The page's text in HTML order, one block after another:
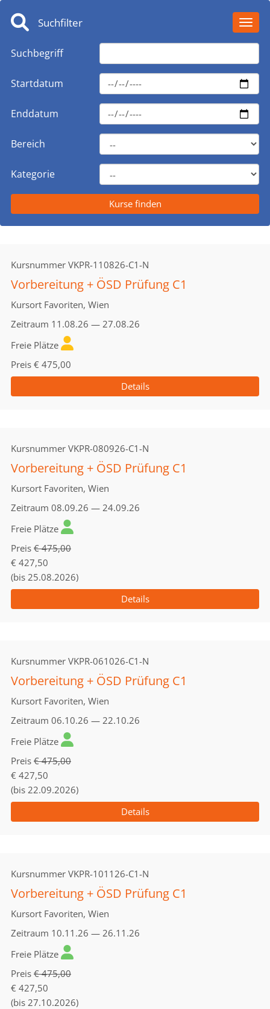
Suchfilter
Suchbegriff
Startdatum
Enddatum
Bereich
Kategorie
Kursnummer VKPR-110826-C1-N
Vorbereitung + ÖSD Prüfung C1
Kursort Favoriten, Wien
Zeitraum 11.08.26 — 27.08.26
Freie Plätze
Preis € 475,00
Details
Kursnummer VKPR-080926-C1-N
Vorbereitung + ÖSD Prüfung C1
Kursort Favoriten, Wien
Zeitraum 08.09.26 — 24.09.26
Freie Plätze
Preis € 475,00
€ 427,50
(bis 25.08.2026)
Details
Kursnummer VKPR-061026-C1-N
Vorbereitung + ÖSD Prüfung C1
Kursort Favoriten, Wien
Zeitraum 06.10.26 — 22.10.26
Freie Plätze
Preis € 475,00
€ 427,50
(bis 22.09.2026)
Details
Kursnummer VKPR-101126-C1-N
Vorbereitung + ÖSD Prüfung C1
Kursort Favoriten, Wien
Zeitraum 10.11.26 — 26.11.26
Freie Plätze
Preis € 475,00
€ 427,50
(bis 27.10.2026)